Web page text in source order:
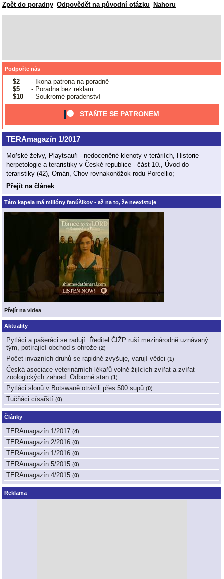
Zpět do poradny Odpovědět na původní otázku Nahoru
Podpořte nás
$2
- Ikona patrona na poradně
$5
- Poradna bez reklam
$10
- Soukromé poradenství
STAŇTE SE PATRONEM
TERAmagazín 1/2017
Mořské želvy, Playtsauři - nedoceněné klenoty v teráriích, Historie
herpetologie a teraristiky v České republice - část 10., Úvod do
teraristiky (42), Omán, Chov rovnakonôžok rodu Porcellio;
Přejít na článek
Táto kapela má milióny fanúšikov - až na to, že neexistuje
Přejít na videa
Aktuality
Pytláci a pašeráci se radují. Ředitel ČIŽP ruší mezinárodně uznávaný
tým, potírající obchod s ohrože (2)
Počet invazních druhů se rapidně zvyšuje, varují vědci (1)
Česká asociace veterinárních lékařů volně žijících zvířat a zvířat
zoologických zahrad: Odborné stan (1)
Pytláci slonů v Botswaně otrávili přes 500 supů (0)
Tučňáci císařští (0)
Články
TERAmagazín 1/2017 (4)
TERAmagazín 2/2016 (0)
TERAmagazín 1/2016 (0)
TERAmagazín 5/2015 (0)
TERAmagazín 4/2015 (0)
Reklama